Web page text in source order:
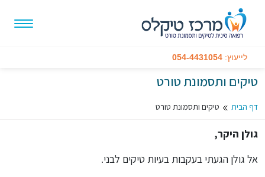
לייעוץ: 054-4431054
טיקים ותסמונת טורט
דף הבית טיקים ותסמונת טורט
גולן היקר,
אל גולן הגעתי בעקבות בעיות טיקים לבני.